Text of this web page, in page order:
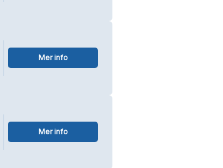
Mer info
Mer info